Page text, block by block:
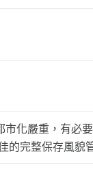
化嚴重，有必
的完整保存風貌